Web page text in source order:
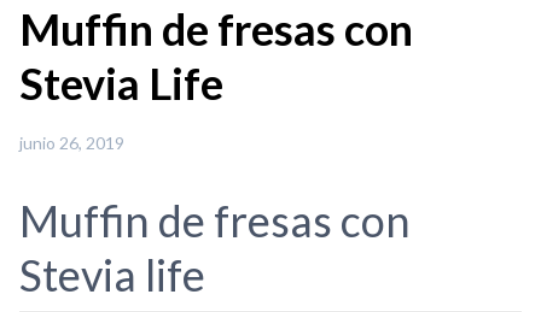
Muffin de fresas con
Stevia Life
junio 26, 2019
Muffin de fresas con
Stevia life